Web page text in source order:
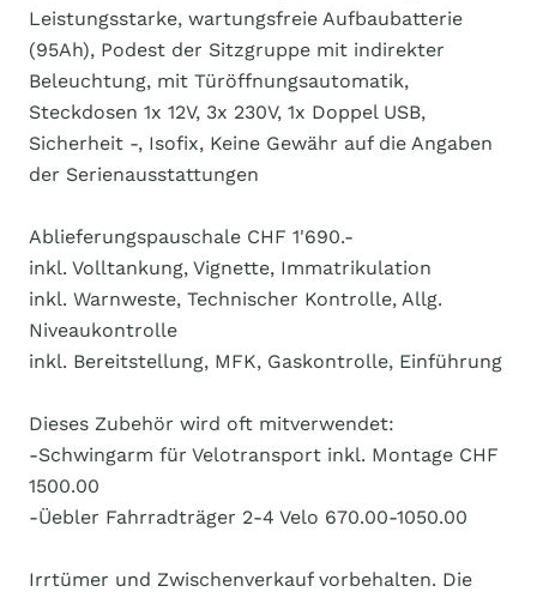
Leistungsstarke, wartungsfreie Aufbaubatterie
(95Ah), Podest der Sitzgruppe mit indirekter
Beleuchtung, mit Türöffnungsautomatik,
Steckdosen 1x 12V, 3x 230V, 1x Doppel USB,
Sicherheit -, Isofix, Keine Gewähr auf die Angaben
der Serienausstattungen
Ablieferungspauschale CHF 1'690.-
inkl. Volltankung, Vignette, Immatrikulation
inkl. Warnweste, Technischer Kontrolle, Allg.
Niveaukontrolle
inkl. Bereitstellung, MFK, Gaskontrolle, Einführung
Dieses Zubehör wird oft mitverwendet:
-Schwingarm für Velotransport inkl. Montage CHF
1500.00
-Üebler Fahrradträger 2-4 Velo 670.00-1050.00
Irrtümer und Zwischenverkauf vorbehalten. Die